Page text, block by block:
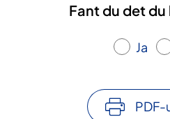
Fant du det
Ja